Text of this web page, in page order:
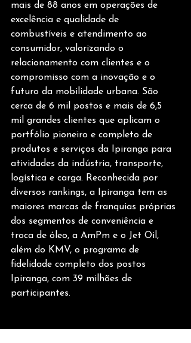
mais de 88 anos em operações de
excelência e qualidade de
combustíveis e atendimento ao
consumidor, valorizando o
relacionamento com clientes e o
compromisso com a inovação e o
futuro da mobilidade urbana. São
cerca de 6 mil postos e mais de 6,5
mil grandes clientes que aplicam o
portfólio pioneiro e completo de
produtos e serviços da Ipiranga para
atividades da indústria, transporte,
logística e carga. Reconhecida por
diversos rankings, a Ipiranga tem as
maiores marcas de franquias próprias
dos segmentos de conveniência e
troca de óleo, a AmPm e o Jet Oil,
além do KMV, o programa de
fidelidade completo dos postos
Ipiranga, com 39 milhões de
participantes.